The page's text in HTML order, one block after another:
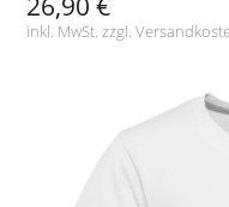
inkl. MwSt. zzgl.